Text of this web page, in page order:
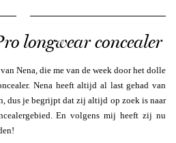
longwear concealer
Nena, die me van de week door het dolle
Nena heeft altijd al last gehad van
dus je begrijpt dat zij altijd op zoek is naar
En volgens mij heeft zij nu